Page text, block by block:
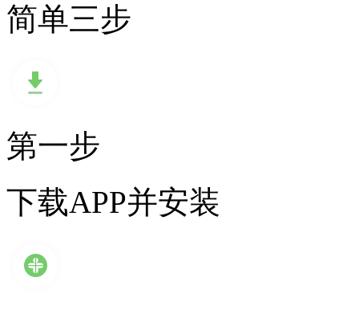
简单三步
第一步
下载APP并安装